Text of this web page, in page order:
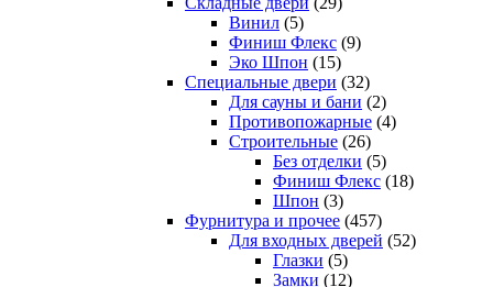
Винил (5)
Финиш Флекс (9)
Эко Шпон (15)
Специальные двери (32)
Для сауны и бани (2)
Противопожарные (4)
Строительные (26)
Без отделки (5)
Финиш Флекс (18)
Шпон (3)
Фурнитура и прочее (457)
Для входных дверей (52)
Глазки (5)
Замки (12)